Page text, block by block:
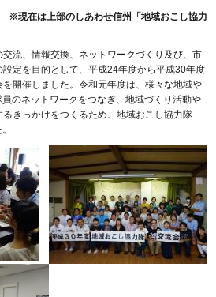
※現在は上部のしあわせ信州「地域おこし協力
流、情報交換、ネットワークづくり及び、市
定を目的として、平成24年度から平成30年度
開催しました。令和元年度は、様々な地域や
のネットワークをつなぎ、地域づくり活動や
きっかけをつくるため、地域おこし協力隊